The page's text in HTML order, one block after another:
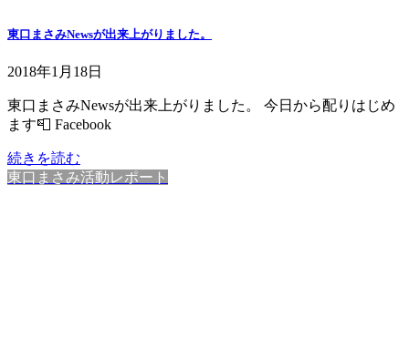
東口まさみNewsが出来上がりました。
2018年1月18日
東口まさみNewsが出来上がりました。 今日から配りはじめ
ます📮 Facebook
続きを読む
東口まさみ活動レポート